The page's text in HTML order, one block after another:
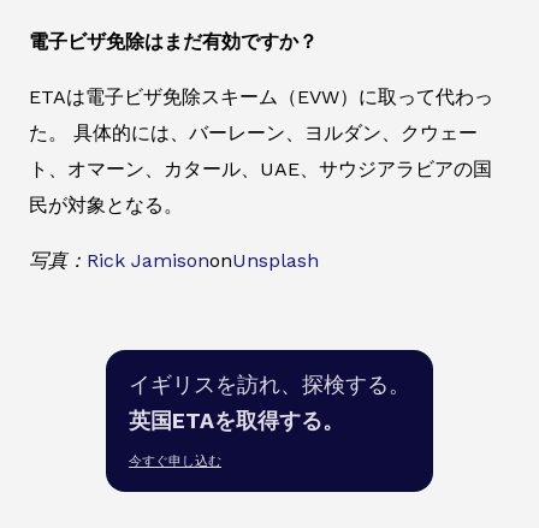
電子ビザ免除はまだ有効ですか？
ETAは電子ビザ免除スキーム（EVW）に取って代わっ
た。 具体的には、バーレーン、ヨルダン、クウェー
ト、オマーン、カタール、UAE、サウジアラビアの国
民が対象となる。
写真： Rick JamisononUnsplash
イギリスを訪れ、探検する。
英国ETAを取得する。
今すぐ申し込む